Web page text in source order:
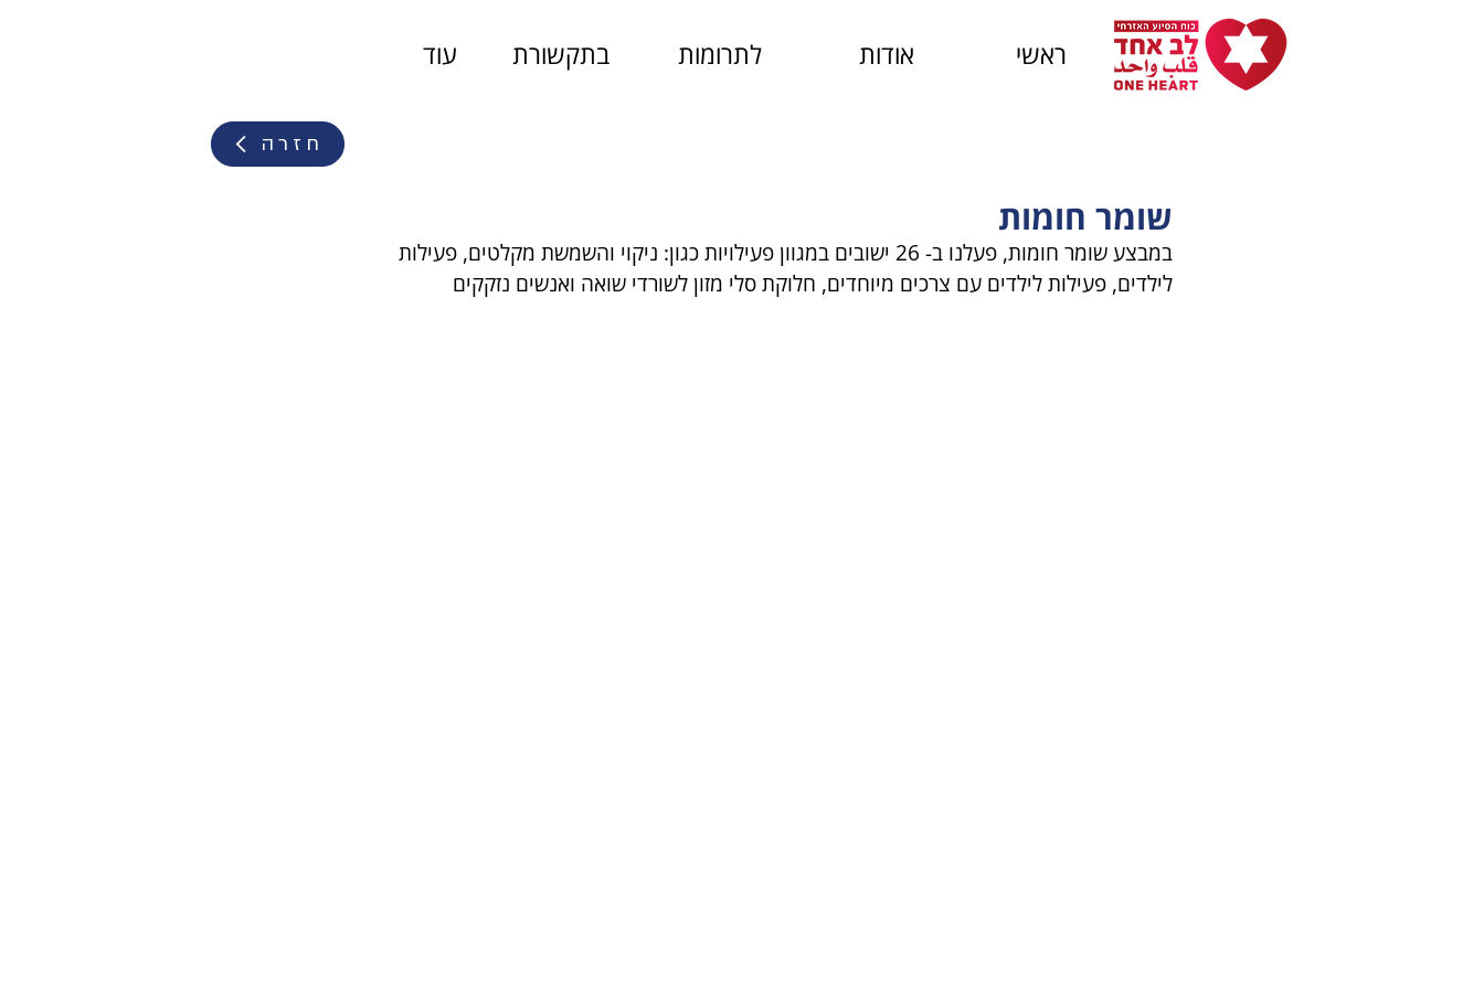
ראשי אודות לתרומות בתקשורת עוד
חזרה
שומר חומות
במבצע שומר חומות, פעלנו ב- 26 ישובים במגוון פעילויות כגון: ניקוי והשמשת מקלטים, פעילות
לילדים, פעילות לילדים עם צרכים מיוחדים, חלוקת סלי מזון לשורדי שואה ואנשים נזקקים